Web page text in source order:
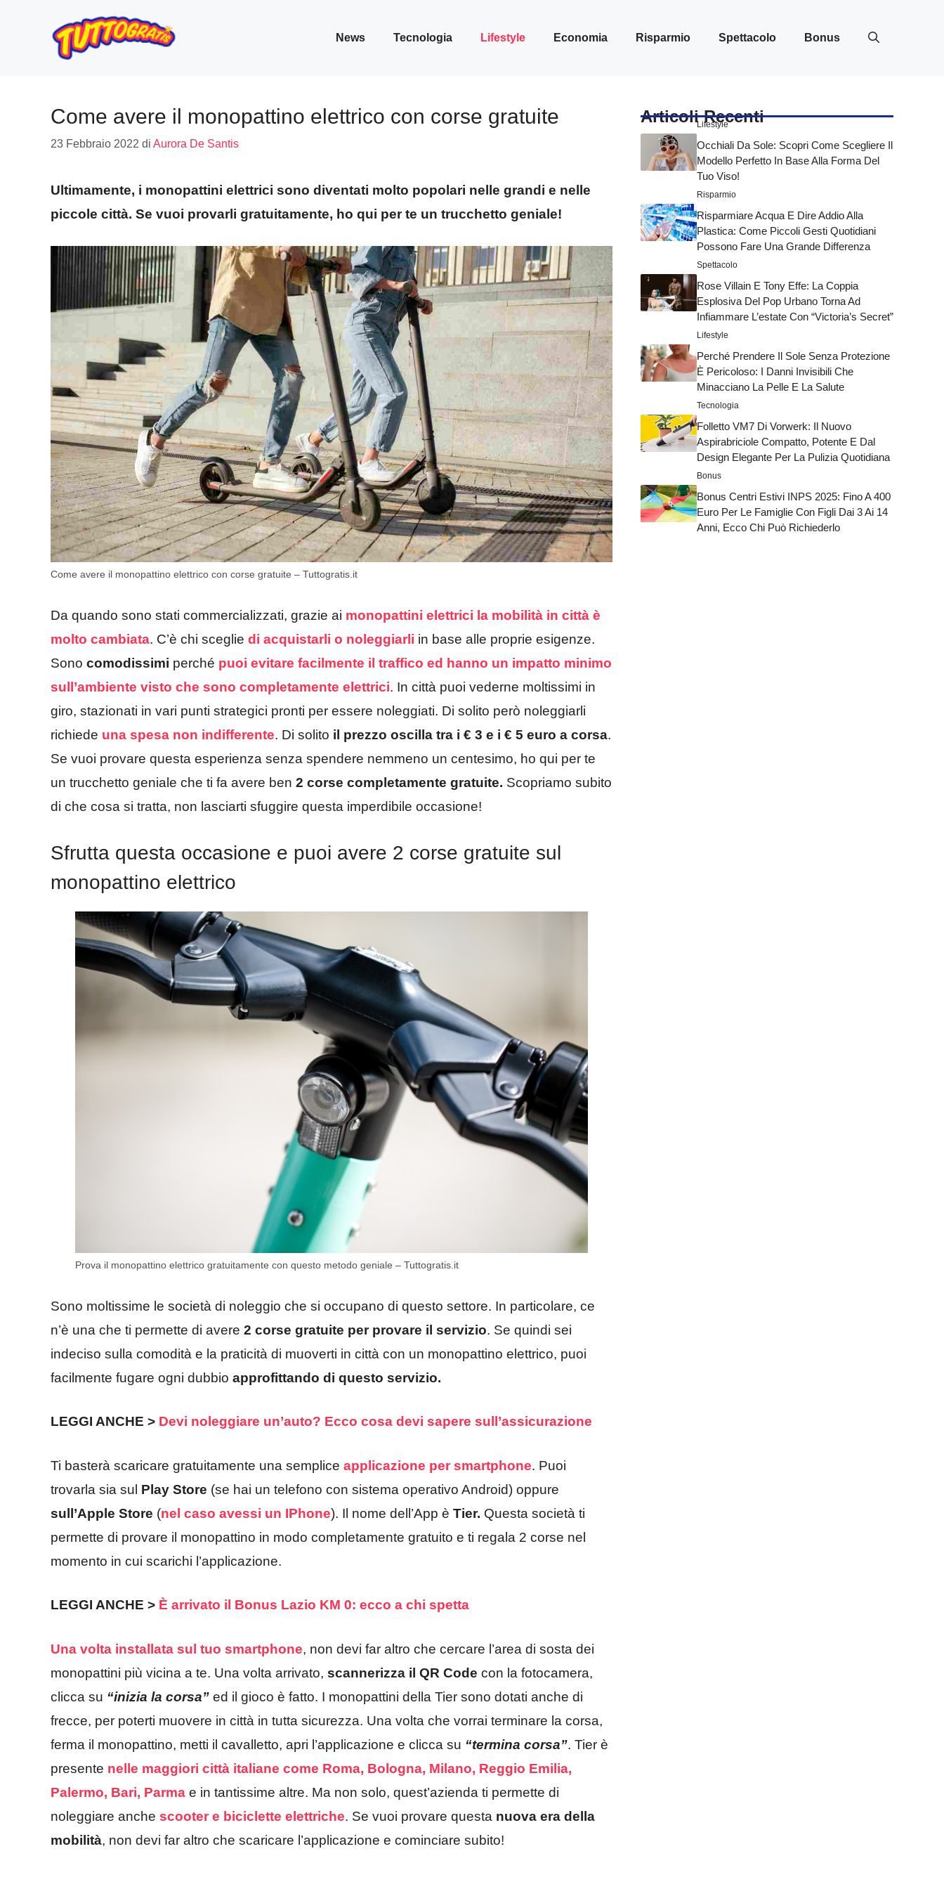
contenuto
News Tecnologia Lifestyle Economia Risparmio Spettacolo Bonus
Come avere il monopattino elettrico con corse gratuite
23 Febbraio 2022 di Aurora De Santis
Ultimamente, i monopattini elettrici sono diventati molto popolari nelle grandi e nelle
piccole città. Se vuoi provarli gratuitamente, ho qui per te un trucchetto geniale!
Come avere il monopattino elettrico con corse gratuite – Tuttogratis.it
Da quando sono stati commercializzati, grazie ai monopattini elettrici la mobilità in città è
molto cambiata. C’è chi sceglie di acquistarli o noleggiarli in base alle proprie esigenze.
Sono comodissimi perché puoi evitare facilmente il traffico ed hanno un impatto minimo
sull’ambiente visto che sono completamente elettrici. In città puoi vederne moltissimi in
giro, stazionati in vari punti strategici pronti per essere noleggiati. Di solito però noleggiarli
richiede una spesa non indifferente. Di solito il prezzo oscilla tra i € 3 e i € 5 euro a corsa.
Se vuoi provare questa esperienza senza spendere nemmeno un centesimo, ho qui per te
un trucchetto geniale che ti fa avere ben 2 corse completamente gratuite. Scopriamo subito
di che cosa si tratta, non lasciarti sfuggire questa imperdibile occasione!
Sfrutta questa occasione e puoi avere 2 corse gratuite sul
monopattino elettrico
Prova il monopattino elettrico gratuitamente con questo metodo geniale – Tuttogratis.it
Sono moltissime le società di noleggio che si occupano di questo settore. In particolare, ce
n’è una che ti permette di avere 2 corse gratuite per provare il servizio. Se quindi sei
indeciso sulla comodità e la praticità di muoverti in città con un monopattino elettrico, puoi
facilmente fugare ogni dubbio approfittando di questo servizio.
LEGGI ANCHE > Devi noleggiare un’auto? Ecco cosa devi sapere sull’assicurazione
Ti basterà scaricare gratuitamente una semplice applicazione per smartphone. Puoi
trovarla sia sul Play Store (se hai un telefono con sistema operativo Android) oppure
sull’Apple Store (nel caso avessi un IPhone). Il nome dell’App è Tier. Questa società ti
permette di provare il monopattino in modo completamente gratuito e ti regala 2 corse nel
momento in cui scarichi l’applicazione.
LEGGI ANCHE > È arrivato il Bonus Lazio KM 0: ecco a chi spetta
Una volta installata sul tuo smartphone, non devi far altro che cercare l’area di sosta dei
monopattini più vicina a te. Una volta arrivato, scannerizza il QR Code con la fotocamera,
clicca su “inizia la corsa” ed il gioco è fatto. I monopattini della Tier sono dotati anche di
frecce, per poterti muovere in città in tutta sicurezza. Una volta che vorrai terminare la corsa,
ferma il monopattino, metti il cavalletto, apri l’applicazione e clicca su “termina corsa”. Tier è
presente nelle maggiori città italiane come Roma, Bologna, Milano, Reggio Emilia,
Palermo, Bari, Parma e in tantissime altre. Ma non solo, quest’azienda ti permette di
noleggiare anche scooter e biciclette elettriche. Se vuoi provare questa nuova era della
mobilità, non devi far altro che scaricare l’applicazione e cominciare subito!
Articoli Recenti
Lifestyle
Occhiali Da Sole: Scopri Come Scegliere Il
Modello Perfetto In Base Alla Forma Del
Tuo Viso!
Risparmio
Risparmiare Acqua E Dire Addio Alla
Plastica: Come Piccoli Gesti Quotidiani
Possono Fare Una Grande Differenza
Spettacolo
Rose Villain E Tony Effe: La Coppia
Esplosiva Del Pop Urbano Torna Ad
Infiammare L’estate Con “Victoria’s Secret”
Lifestyle
Perché Prendere Il Sole Senza Protezione
È Pericoloso: I Danni Invisibili Che
Minacciano La Pelle E La Salute
Tecnologia
Folletto VM7 Di Vorwerk: Il Nuovo
Aspirabriciole Compatto, Potente E Dal
Design Elegante Per La Pulizia Quotidiana
Bonus
Bonus Centri Estivi INPS 2025: Fino A 400
Euro Per Le Famiglie Con Figli Dai 3 Ai 14
Anni, Ecco Chi Può Richiederlo